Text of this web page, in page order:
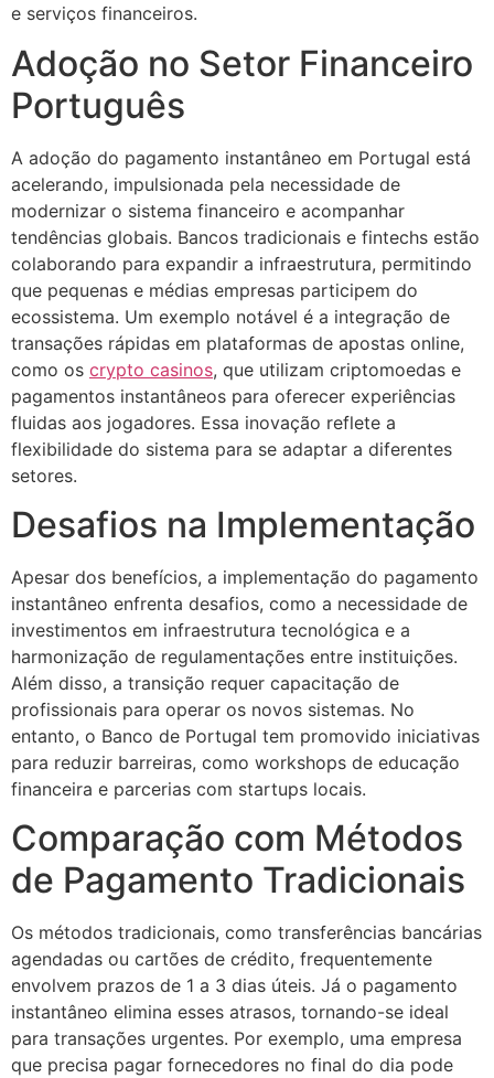
e serviços financeiros.
Adoção no Setor Financeiro
Português
A adoção do pagamento instantâneo em Portugal está
acelerando, impulsionada pela necessidade de
modernizar o sistema financeiro e acompanhar
tendências globais. Bancos tradicionais e fintechs estão
colaborando para expandir a infraestrutura, permitindo
que pequenas e médias empresas participem do
ecossistema. Um exemplo notável é a integração de
transações rápidas em plataformas de apostas online,
como os crypto casinos, que utilizam criptomoedas e
pagamentos instantâneos para oferecer experiências
fluidas aos jogadores. Essa inovação reflete a
flexibilidade do sistema para se adaptar a diferentes
setores.
Desafios na Implementação
Apesar dos benefícios, a implementação do pagamento
instantâneo enfrenta desafios, como a necessidade de
investimentos em infraestrutura tecnológica e a
harmonização de regulamentações entre instituições.
Além disso, a transição requer capacitação de
profissionais para operar os novos sistemas. No
entanto, o Banco de Portugal tem promovido iniciativas
para reduzir barreiras, como workshops de educação
financeira e parcerias com startups locais.
Comparação com Métodos
de Pagamento Tradicionais
Os métodos tradicionais, como transferências bancárias
agendadas ou cartões de crédito, frequentemente
envolvem prazos de 1 a 3 dias úteis. Já o pagamento
instantâneo elimina esses atrasos, tornando-se ideal
para transações urgentes. Por exemplo, uma empresa
que precisa pagar fornecedores no final do dia pode